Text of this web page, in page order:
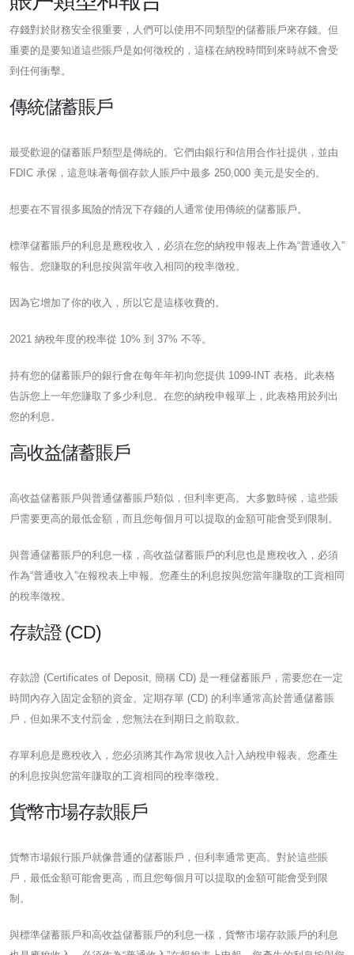
存錢對於財務安全很重要，人們可以使用不同類型的儲蓄賬戶來存錢。但
重要的是要知道這些賬戶是如何徵稅的，這樣在納稅時間到來時就不會受
到任何衝擊。
傳統儲蓄賬戶
最受歡迎的儲蓄賬戶類型是傳統的。它們由銀行和信用合作社提供，並由
FDIC 承保，這意味著每個存款人賬戶中最多 250,000 美元是安全的。
想要在不冒很多風險的情況下存錢的人通常使用傳統的儲蓄賬戶。
標準儲蓄賬戶的利息是應稅收入，必須在您的納稅申報表上作為“普通收入”
報告。您賺取的利息按與當年收入相同的稅率徵稅。
因為它增加了你的收入，所以它是這樣收費的。
2021 納稅年度的稅率從 10% 到 37% 不等。
持有您的儲蓄賬戶的銀行會在每年年初向您提供 1099-INT 表格。此表格
告訴您上一年您賺取了多少利息。在您的納稅申報單上，此表格用於列出
您的利息。
高收益儲蓄賬戶
高收益儲蓄賬戶與普通儲蓄賬戶類似，但利率更高。大多數時候，這些賬
戶需要更高的最低金額，而且您每個月可以提取的金額可能會受到限制。
與普通儲蓄賬戶的利息一樣，高收益儲蓄賬戶的利息也是應稅收入，必須
作為“普通收入”在報稅表上申報。您產生的利息按與您當年賺取的工資相同
的稅率徵稅。
存款證 (CD)
存款證 (Certificates of Deposit, 簡稱 CD) 是一種儲蓄賬戶，需要您在一定
時間內存入固定金額的資金。定期存單 (CD) 的利率通常高於普通儲蓄賬
戶，但如果不支付罰金，您無法在到期日之前取款。
存單利息是應稅收入，您必須將其作為常規收入計入納稅申報表。您產生
的利息按與您當年賺取的工資相同的稅率徵稅。
貨幣市場存款賬戶
貨幣市場銀行賬戶就像普通的儲蓄賬戶，但利率通常更高。對於這些賬
戶，最低金額可能會更高，而且您每個月可以提取的金額可能會受到限
制。
與標準儲蓄賬戶和高收益儲蓄賬戶的利息一樣，貨幣市場存款賬戶的利息